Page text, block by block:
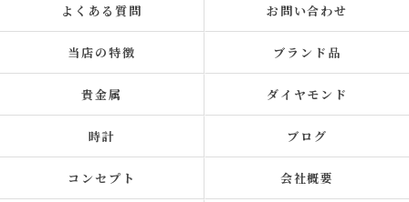
よくある質問 お問い合わせ
当店の特徴 ブランド品
貴金属 ダイヤモンド
時計 ブログ
コンセプト 会社概要